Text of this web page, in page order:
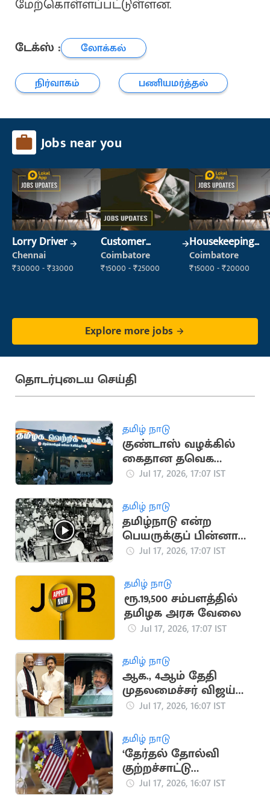
மேற்கொள்ளப்பட்டுள்ளன.
டேக்ஸ் :
லோக்கல்
நிர்வாகம்
பணியமர்த்தல்
Jobs near you
Lorry Driver
Chennai
₹30000 - ₹33000
Customer
Service Executive
(Customer
Coimbatore
₹15000 - ₹25000
Housekeeping
Staff
(Housekeeping)
Coimbatore
₹15000 - ₹20000
Explore more jobs
தொடர்புடைய செய்தி
தமிழ் நாடு
குண்டாஸ் வழக்கில்
கைதான தவெக
உறுப்பினர்
Jul 17, 2026, 17:07 IST
தமிழ் நாடு
தமிழ்நாடு என்ற
பெயருக்குப் பின்னால்
இருக்கும் அரசியல்
Jul 17, 2026, 17:07 IST
தமிழ் நாடு
ரூ.19,500 சம்பளத்தில்
தமிழக அரசு வேலை
Jul 17, 2026, 17:07 IST
தமிழ் நாடு
ஆக., 4ஆம் தேதி
முதலமைச்சர் விஜய்
டெல்லி பயணம்
Jul 17, 2026, 16:07 IST
தமிழ் நாடு
‘தேர்தல் தோல்வி
குற்றச்சாட்டு
ஆதாரமற்றது’..
Jul 17, 2026, 16:07 IST